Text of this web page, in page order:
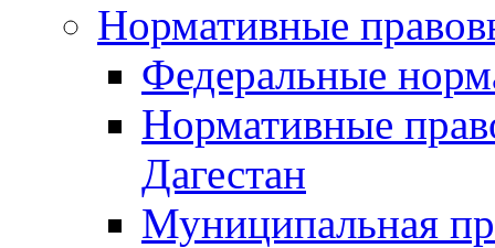
Нормативные
Федеральные
Нормативные
Дагестан
Муниципальная